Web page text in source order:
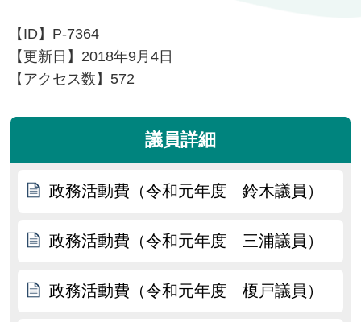
【ID】 P-7364
【更新日】 2018年9月4日
【アクセス数】 572
議員詳細
政務活動費（令和元年度 鈴木議員）
政務活動費（令和元年度 三浦議員）
政務活動費（令和元年度 榎戸議員）